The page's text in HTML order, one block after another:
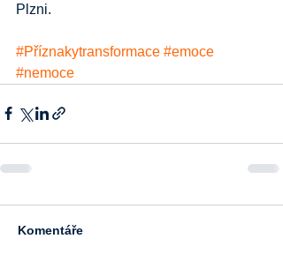
Plzni.
#Příznakytransformace #emoce
#nemoce
Komentáře